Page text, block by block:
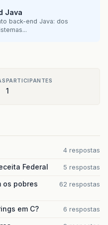
Java
back-end Java: dos
PARTICIPANTES
1
4 respostas
Federal 5 respostas
os pobres
62 respostas
em C? 6 respostas